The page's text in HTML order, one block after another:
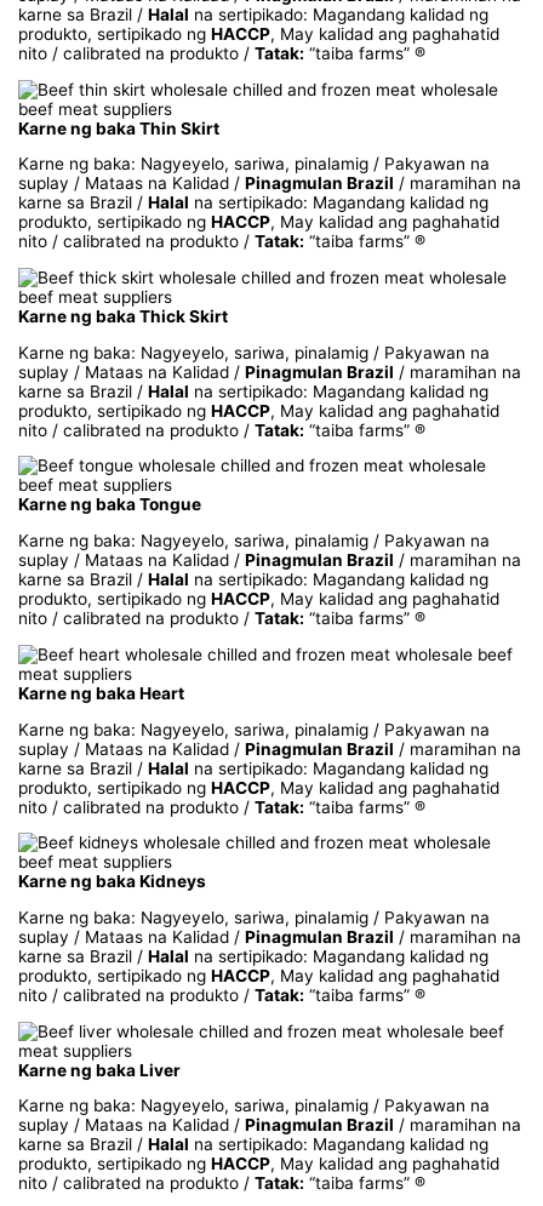
karne sa Brazil /Halal na sertipikado: Magandang kalidad ng
produkto, sertipikado ngHACCP, May kalidad ang paghahatid
nito / calibrated na produkto /Tatak: “taiba farms” ®
Karne ng baka Thin Skirt
Karne ng baka: Nagyeyelo, sariwa, pinalamig / Pakyawan na
suplay / Mataas na Kalidad /Pinagmulan Brazil / maramihan na
karne sa Brazil /Halal na sertipikado: Magandang kalidad ng
produkto, sertipikado ngHACCP, May kalidad ang paghahatid
nito / calibrated na produkto /Tatak: “taiba farms” ®
Karne ng baka Thick Skirt
Karne ng baka: Nagyeyelo, sariwa, pinalamig / Pakyawan na
suplay / Mataas na Kalidad /Pinagmulan Brazil / maramihan na
karne sa Brazil /Halal na sertipikado: Magandang kalidad ng
produkto, sertipikado ngHACCP, May kalidad ang paghahatid
nito / calibrated na produkto /Tatak: “taiba farms” ®
Karne ng baka Tongue
Karne ng baka: Nagyeyelo, sariwa, pinalamig / Pakyawan na
suplay / Mataas na Kalidad /Pinagmulan Brazil / maramihan na
karne sa Brazil /Halal na sertipikado: Magandang kalidad ng
produkto, sertipikado ngHACCP, May kalidad ang paghahatid
nito / calibrated na produkto /Tatak: “taiba farms” ®
Karne ng baka Heart
Karne ng baka: Nagyeyelo, sariwa, pinalamig / Pakyawan na
suplay / Mataas na Kalidad /Pinagmulan Brazil / maramihan na
karne sa Brazil /Halal na sertipikado: Magandang kalidad ng
produkto, sertipikado ngHACCP, May kalidad ang paghahatid
nito / calibrated na produkto /Tatak: “taiba farms” ®
Karne ng baka Kidneys
Karne ng baka: Nagyeyelo, sariwa, pinalamig / Pakyawan na
suplay / Mataas na Kalidad /Pinagmulan Brazil / maramihan na
karne sa Brazil /Halal na sertipikado: Magandang kalidad ng
produkto, sertipikado ngHACCP, May kalidad ang paghahatid
nito / calibrated na produkto /Tatak: “taiba farms” ®
Karne ng baka Liver
Karne ng baka: Nagyeyelo, sariwa, pinalamig / Pakyawan na
suplay / Mataas na Kalidad /Pinagmulan Brazil / maramihan na
karne sa Brazil /Halal na sertipikado: Magandang kalidad ng
produkto, sertipikado ngHACCP, May kalidad ang paghahatid
nito / calibrated na produkto /Tatak: “taiba farms” ®